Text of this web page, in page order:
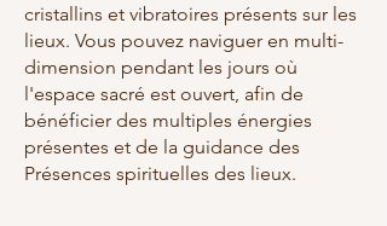
cristallins et vibratoires présents sur les
lieux. Vous pouvez naviguer en multi-
dimension pendant les jours où
l'espace sacré est ouvert, afin de
bénéficier des multiples énergies
présentes et de la guidance des
Présences spirituelles des lieux.